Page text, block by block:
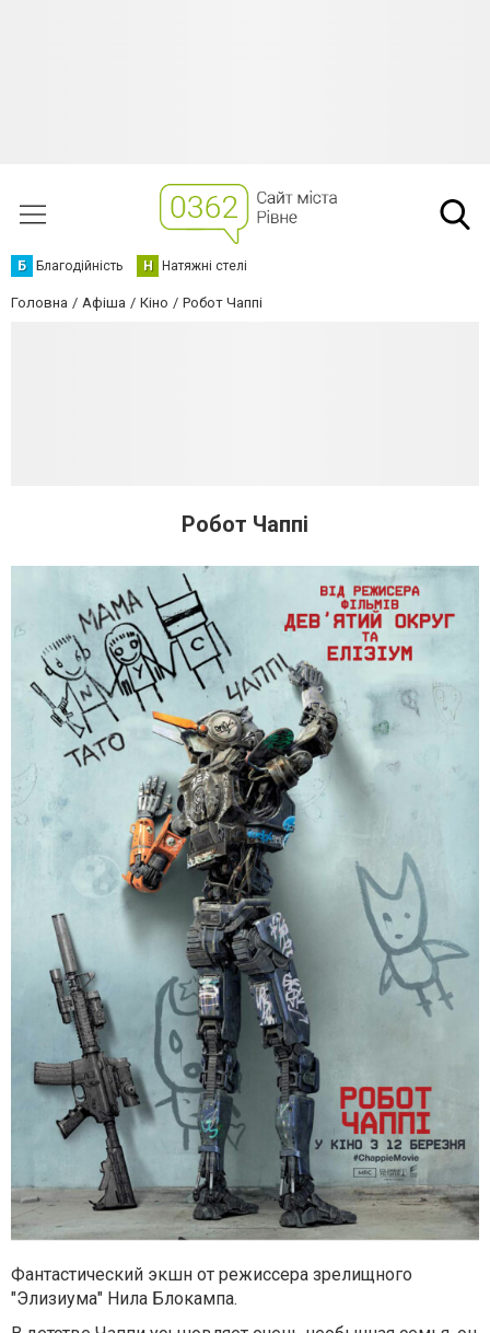
Б Благодійність Н Натяжні стелі
Головна Афіша Кіно Робот Чаппі
Робот Чаппі
Фантастический экшн от режиссера зрелищного
"Элизиума" Нила Блокампа.